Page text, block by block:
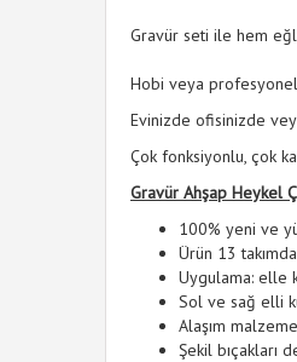
Gravür seti ile hem
Hobi veya
Evinizde ofisinizde
Çok fonksiyonlu, çok
Gravür Ahşap Heykel
100% yeni ve
Ürün 13
Uygulama: elle
Sol ve sağ elli
Alaşım
Şekil bıçakları